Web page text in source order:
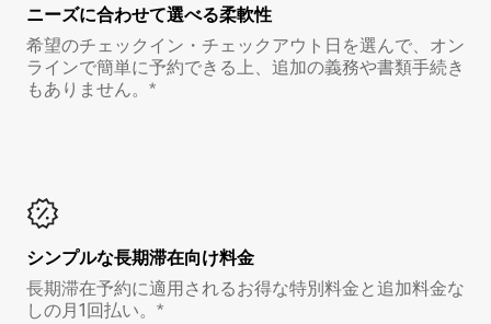
ニーズに合わせて選べる柔軟性
希望のチェックイン・チェックアウト日を選んで、オン
ラインで簡単に予約できる上、追加の義務や書類手続き
もありません。*
シンプルな長期滞在向け料金
長期滞在予約に適用されるお得な特別料金と追加料金な
しの月1回払い。*